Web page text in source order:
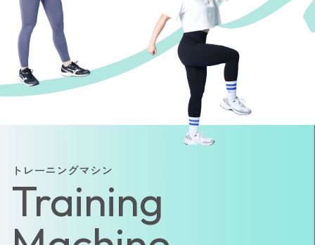
トレーニングマシン
Training